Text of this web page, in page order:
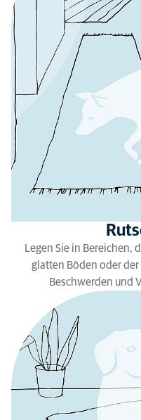
Legen Sie in Bereichen,
glatten Böden oder
Beschwerden und